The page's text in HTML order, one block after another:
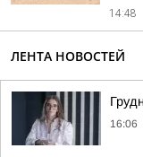
14:48
ЛЕНТА НОВОСТЕЙ
16:06